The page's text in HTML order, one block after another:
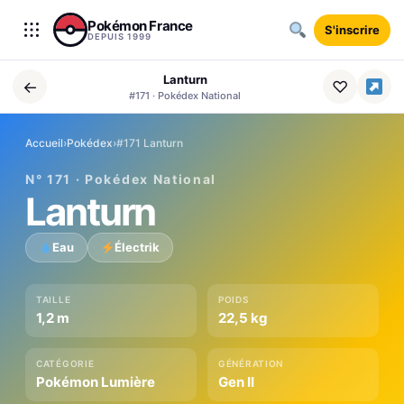
Aller au contenu
Pokémon France
DEPUIS 1999 S'inscrire
← Lanturn
#171 · Pokédex National ♡
Accueil›Pokédex›#171 Lanturn
N° 171 · Pokédex National
Lanturn
Eau Électrik
TAILLE
1,2 m
POIDS
22,5 kg
CATÉGORIE
Pokémon Lumière
GÉNÉRATION
Gen II